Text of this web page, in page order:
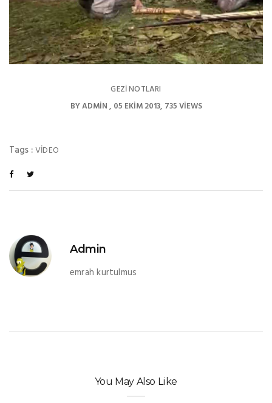
GEZI NOTLARI
BYADMIN 05 EKIM 2013 735 VIEWS
Tags :VIDEO
Admin
emrah kurtulmus
You May Also Like